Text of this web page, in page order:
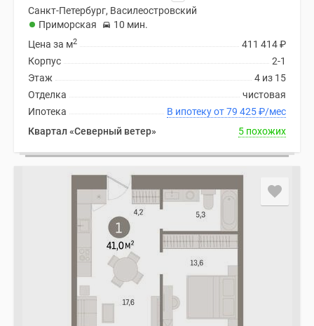
Санкт-Петербург, Василеостровский
Приморская
10 мин.
411 414₽
Цена за м2
2-1
Корпус
4 из 15
Этаж
чистовая
Отделка
В ипотеку от 79 425₽/мес
Ипотека
Квартал «Северный ветер»
5 похожих